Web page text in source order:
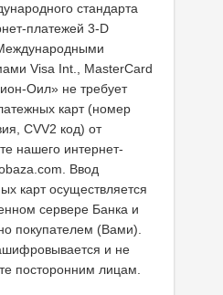
стандарта
платежей 3-D
Visa Int., MasterCard
Оил» не требует
карт (номер
CVV2 код) от
нашего интернет-
Ввод
карт осуществляется
сервере Банка и
покупателем (Вами).
и не
посторонним лицам.